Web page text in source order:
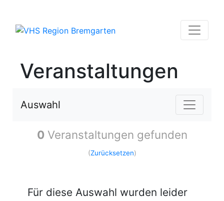
Veranstaltungen
Auswahl
0 Veranstaltungen gefunden
(Zurücksetzen)
Für diese Auswahl wurden leider